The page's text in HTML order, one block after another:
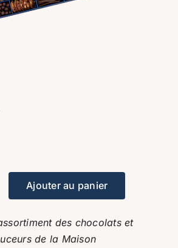
Ajouter au panier
des chocolats et
de la Maison